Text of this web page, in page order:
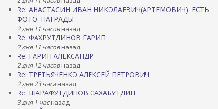
Re: АНАСТАСИН ИВАН НИКОЛАЕВИЧ(АРТЕМОВИЧ). ЕСТЬ
ФОТО. НАГРАДЫ
2 дня 11 часовназад
Re: ФАХРУТДИНОВ ГАРИП
2 дня 11 часовназад
Re: ГАРИН АЛЕКСАНДР
2 дня 12 часовназад
Re: ТРЕТЬЯЧЕНКО АЛЕКСЕЙ ПЕТРОВИЧ
2 дня 23 часаназад
Re: ШАРАФУТДИНОВ САХАБУТДИН
3 дня 1 часназад